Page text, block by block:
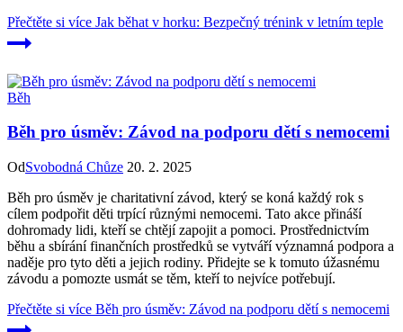
Přečtěte si více Jak běhat v horku: Bezpečný trénink v letním teple
Běh
Běh pro úsměv: Závod na podporu dětí s nemocemi
OdSvobodná Chůze 20. 2. 2025
Běh pro úsměv je charitativní závod, který se koná každý rok s
cílem podpořit děti trpící různými nemocemi. Tato akce přináší
dohromady lidi, kteří se chtějí zapojit a pomoci. Prostřednictvím
běhu a sbírání finančních prostředků se vytváří významná podpora a
naděje pro tyto děti a jejich rodiny. Přidejte se k tomuto úžasnému
závodu a pomozte usmát se těm, kteří to nejvíce potřebují.
Přečtěte si více Běh pro úsměv: Závod na podporu dětí s nemocemi